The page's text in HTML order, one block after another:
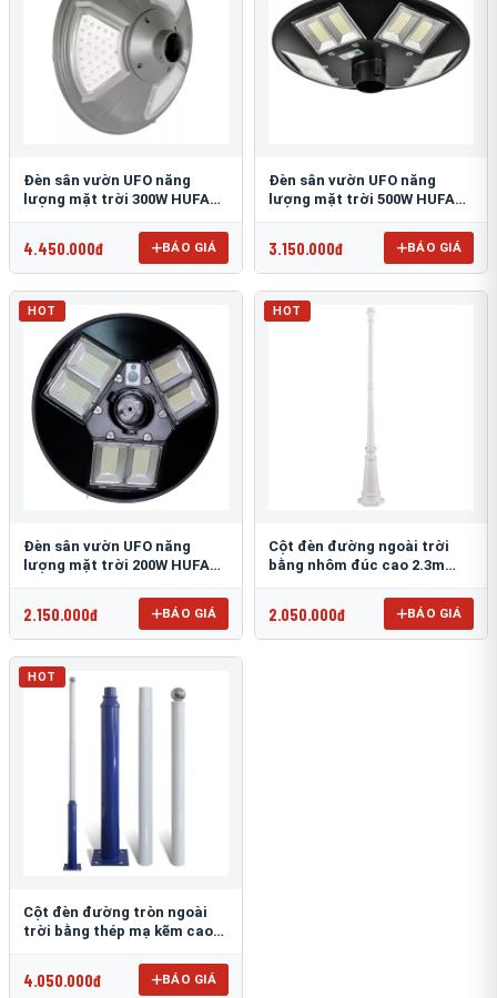
Đèn sân vườn UFO năng
lượng mặt trời 300W HUFA
4.450.000đ BÁO GIÁ
Đèn sân vườn UFO năng
lượng mặt trời 500W HUFA
3.150.000đ BÁO GIÁ
HOT
Đèn sân vườn UFO năng
lượng mặt trời 200W HUFA
2.150.000đ BÁO GIÁ
HOT
Cột đèn đường ngoài trời
bằng nhôm đúc cao 2.3m
2.050.000đ BÁO GIÁ
HOT
Cột đèn đường tròn ngoài
trời bằng thép mạ kẽm cao
4.050.000đ BÁO GIÁ